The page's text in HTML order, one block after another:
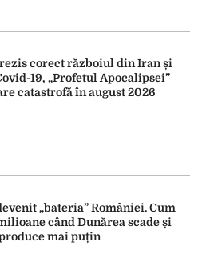
corect războiul din Iran și
19, „Profetul Apocalipsei”
catastrofă în august 2026
„bateria” României. Cum
când Dunărea scade și
mai puțin